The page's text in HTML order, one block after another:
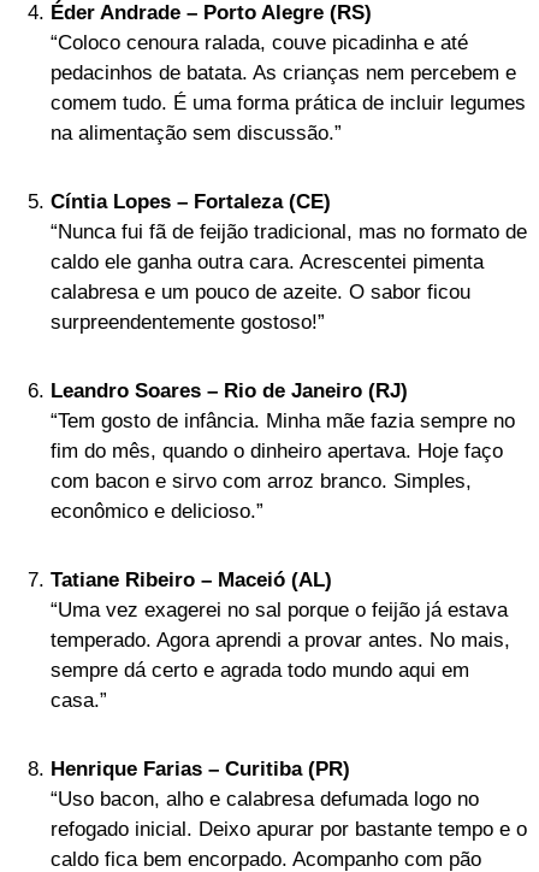
Éder Andrade – Porto Alegre (RS)
“Coloco cenoura ralada, couve picadinha e até
pedacinhos de batata. As crianças nem percebem e
comem tudo. É uma forma prática de incluir legumes
na alimentação sem discussão.”
Cíntia Lopes – Fortaleza (CE)
“Nunca fui fã de feijão tradicional, mas no formato de
caldo ele ganha outra cara. Acrescentei pimenta
calabresa e um pouco de azeite. O sabor ficou
surpreendentemente gostoso!”
Leandro Soares – Rio de Janeiro (RJ)
“Tem gosto de infância. Minha mãe fazia sempre no
fim do mês, quando o dinheiro apertava. Hoje faço
com bacon e sirvo com arroz branco. Simples,
econômico e delicioso.”
Tatiane Ribeiro – Maceió (AL)
“Uma vez exagerei no sal porque o feijão já estava
temperado. Agora aprendi a provar antes. No mais,
sempre dá certo e agrada todo mundo aqui em
casa.”
Henrique Farias – Curitiba (PR)
“Uso bacon, alho e calabresa defumada logo no
refogado inicial. Deixo apurar por bastante tempo e o
caldo fica bem encorpado. Acompanho com pão